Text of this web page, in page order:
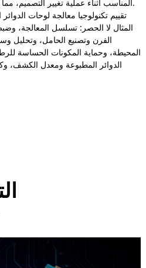
المناسب أثناء عملية تغيير التصميم، مما يؤدي إلى شراء مواد غير صحيحة).
تقييم تكنولوجيا معالجة لوحات
المثال لا الحصر: تسلسل المعالجة،
الفرن وتصنيع الحامل، وتحليل
المحيطة، وحماية المكونات الحساسة
الدوائر المطبوعة ومعدل الكشف،